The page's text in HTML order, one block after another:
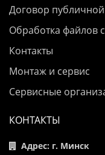
Договор
Обработка файлов
Контакты
Монтаж и сервис
Сервисные
КОНТАКТЫ
Адрес: г. Минск